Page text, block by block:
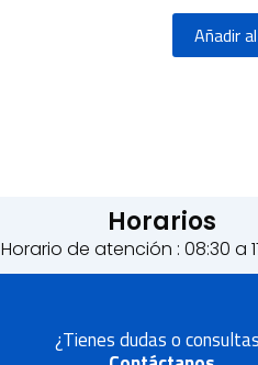
Añadir
Horarios
Horario de atención : 08:30 a
¿Tienes dudas o